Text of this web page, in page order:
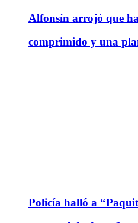
Alfonsín arrojó que
comprimido y una
Policía halló a